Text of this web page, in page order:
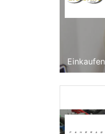
Einkaufen